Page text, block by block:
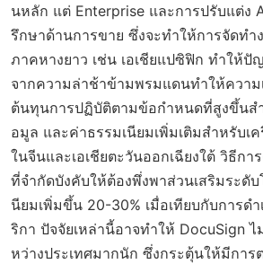
นหลัก แต่ Enterprise และการปรับแต่ง
รึกษาด้านการขาย ซึ่งจะทำให้การจัดท
ภาคหางยาว เช่น เอเชียแปซิฟิก ทำให้ปั
จากความล่าช้าข้ามพรมแดนทำให้ความ
ต้นทุนการปฏิบัติตามข้อกำหนดที่สูงขึ้นส
อมูล และค่าธรรมเนียมเพิ่มเติมสำหรับเ
ในจีนและเอเชียตะวันออกเฉียงใต้ วิธีก
ที่จำกัดบังคับให้ต้องพึ่งพาส่วนเสริมระดั
นียมเพิ่มขึ้น 20-30% เมื่อเทียบกับการด
ริกา ปัจจัยเหล่านี้อาจทำให้ DocuSign
หว่างประเทศมากนัก ซึ่งกระตุ้นให้มีการ